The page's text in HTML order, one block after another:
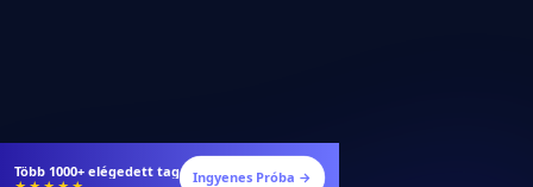
Étrendek, receptek és edzéstervek Ingyenes Próba →